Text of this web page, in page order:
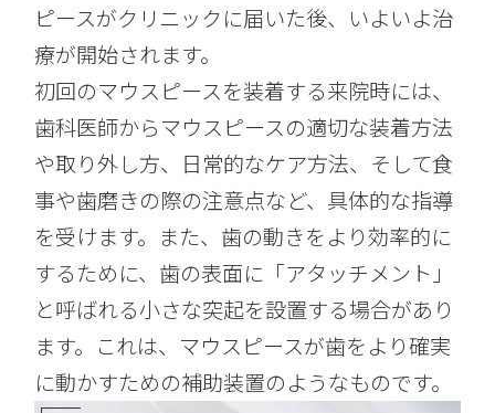
ピースがクリニックに届いた後、いよいよ治
療が開始されます。
初回のマウスピースを装着する来院時には、
歯科医師からマウスピースの適切な装着方法
や取り外し方、日常的なケア方法、そして食
事や歯磨きの際の注意点など、具体的な指導
を受けます。また、歯の動きをより効率的に
するために、歯の表面に「アタッチメント」
と呼ばれる小さな突起を設置する場合があり
ます。これは、マウスピースが歯をより確実
に動かすための補助装置のようなものです。